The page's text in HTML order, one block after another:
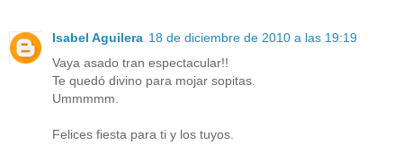
Isabel Aguilera 18 de diciembre de 2010 a las 19:19
Vaya asado tran espectacular!!
Te quedó divino para mojar sopitas.
Ummmmm.
Felices fiesta para ti y los tuyos.